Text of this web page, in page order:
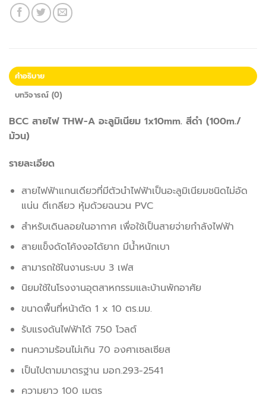
คำอธิบาย
บทวิจารณ์ (0)
BCC สายไฟ THW-A อะลูมิเนียม 1x10mm. สีดำ (100m./
ม้วน)
รายละเอียด
สายไฟฟ้าแกนเดียวที่มีตัวนำไฟฟ้าเป็นอะลูมิเนียมชนิดไม่อัด
แน่น ตีเกลียว หุ้มด้วยฉนวน PVC
สำหรับเดินลอยในอากาศ เพื่อใช้เป็นสายจ่ายกำลังไฟฟ้า
สายแข็งดัดโค้งงอได้ยาก มีน้ำหนักเบา
สามารถใช้ในงานระบบ 3 เฟส
นิยมใช้ในโรงงานอุตสาหกรรมและบ้านพักอาศัย
ขนาดพื้นที่หน้าตัด 1 x 10 ตร.มม.
รับแรงดันไฟฟ้าได้ 750 โวลต์
ทนความร้อนไม่เกิน 70 องศาเซลเซียส
เป็นไปตามมาตรฐาน มอก.293-2541
ความยาว 100 เมตร